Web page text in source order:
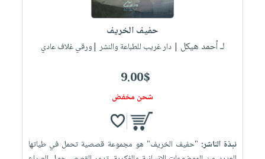
حفيف الخريف
لـ أحمد هيكل | دار غريب للطباعة والنشر |ورقي غلاف عادي
9.00$
شحن مخفض
نبذة الناشر: "حفيف الخريف" هو مجموعة قصصية تحمل في طياتها